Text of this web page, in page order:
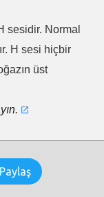
sesidir. Normal
H sesi hiçbir
üst